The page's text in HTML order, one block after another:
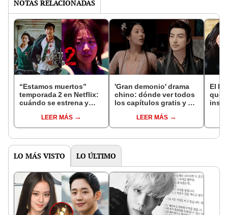
NOTAS RELACIONADAS
“Estamos muertos”
temporada 2 en Netflix:
cuándo se estrena y
temporadaLEER MÁS
'Gran demonio' drama
chino: dónde ver todos
los capítulos gratis y en
LEER MÁS
El k-
que
LO MÁS VISTO LO ÚLTIMO